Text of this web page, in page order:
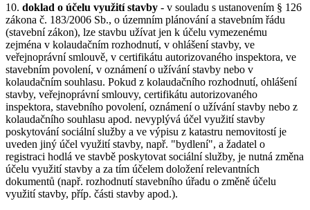
10. doklad o účelu využití stavby - v souladu s ustanovením § 126
zákona č. 183/2006 Sb., o územním plánování a stavebním řádu
(stavební zákon), lze stavbu užívat jen k účelu vymezenému
zejména v kolaudačním rozhodnutí, v ohlášení stavby, ve
veřejnoprávní smlouvě, v certifikátu autorizovaného inspektora, ve
stavebním povolení, v oznámení o užívání stavby nebo v
kolaudačním souhlasu. Pokud z kolaudačního rozhodnutí, ohlášení
stavby, veřejnoprávní smlouvy, certifikátu autorizovaného
inspektora, stavebního povolení, oznámení o užívání stavby nebo z
kolaudačního souhlasu apod. nevyplývá účel využití stavby
poskytování sociální služby a ve výpisu z katastru nemovitostí je
uveden jiný účel využití stavby, např. "bydlení", a žadatel o
registraci hodlá ve stavbě poskytovat sociální služby, je nutná změna
účelu využití stavby a za tím účelem doložení relevantních
dokumentů (např. rozhodnutí stavebního úřadu o změně účelu
využití stavby, příp. části stavby apod.).